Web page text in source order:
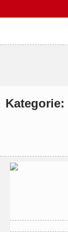
Kategorie: